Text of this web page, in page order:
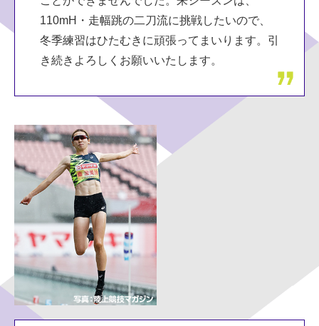
110mH・走幅跳の二刀流に挑戦したいので、
冬季練習はひたむきに頑張ってまいります。引
き続きよろしくお願いいたします。